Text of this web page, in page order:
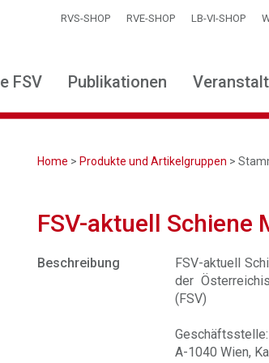
RVS-SHOP RVE-SHOP LB-VI-SHOP
FSV Publikationen
Home > Produkte und Artikelgruppen >
FSV-aktuell Schiene
Beschreibung
FSV-aktuell
der
(FSV)
Geschäftsstelle:
A-1040 Wien,